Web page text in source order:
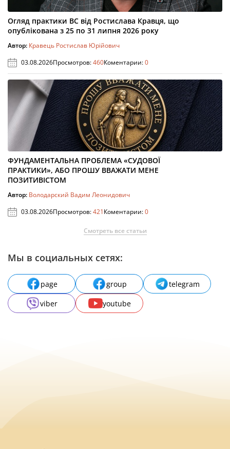
Огляд практики ВС від Ростислава Кравця, що
опублікована з 25 по 31 липня 2026 року
Автор: Кравець Ростислав Юрійович
03.08.2026Просмотров:460Коментарии:0
ФУНДАМЕНТАЛЬНА ПРОБЛЕМА «СУДОВОЇ
ПРАКТИКИ», АБО ПРОШУ ВВАЖАТИ МЕНЕ
ПОЗИТИВІСТОМ
Автор: Володарский Вадим Леонидович
03.08.2026Просмотров:421Коментарии:0
Смотреть все статьи
Мы в социальных сетях:
page group
telegram
viber
youtube